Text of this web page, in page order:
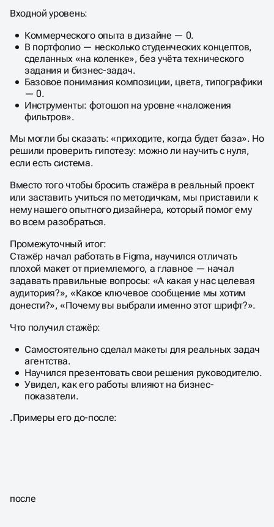
Входной уровень:
Коммерческого опыта в дизайне — 0.
В портфолио — несколько студенческих концептов,
сделанных «на коленке», без учёта технического
задания и бизнес-задач.
Базовое понимания композиции, цвета, типографики
— 0.
Инструменты: фотошоп на уровне «наложения
фильтров».
Мы могли бы сказать: «приходите, когда будет база». Но
решили проверить гипотезу: можно ли научить с нуля,
если есть система.
Вместо того чтобы бросить стажёра в реальный проект
или заставить учиться по методичкам, мы приставили к
нему нашего опытного дизайнера, который помог ему
во всем разобраться.
Промежуточный итог:
Стажёр начал работать в Figma, научился отличать
плохой макет от приемлемого, а главное — начал
задавать правильные вопросы: «А какая у нас целевая
аудитория?», «Какое ключевое сообщение мы хотим
донести?», «Почему вы выбрали именно этот шрифт?».
Что получил стажёр:
Самостоятельно сделал макеты для реальных задач
агентства.
Научился презентовать свои решения руководителю.
Увидел, как его работы влияют на бизнес-
показатели.
.Примеры его до-после:
после